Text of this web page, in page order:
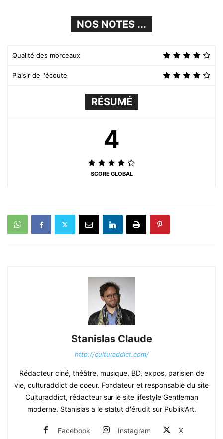
NOS NOTES ...
Qualité des morceaux
Plaisir de l'écoute
RÉSUMÉ
4
SCORE GLOBAL
Stanislas Claude
http://culturaddict.com/
Rédacteur ciné, théâtre, musique, BD, expos, parisien de
vie, culturaddict de coeur. Fondateur et responsable du site
Culturaddict, rédacteur sur le site lifestyle Gentleman
moderne. Stanislas a le statut d'érudit sur Publik’Art.
Facebook Instagram X